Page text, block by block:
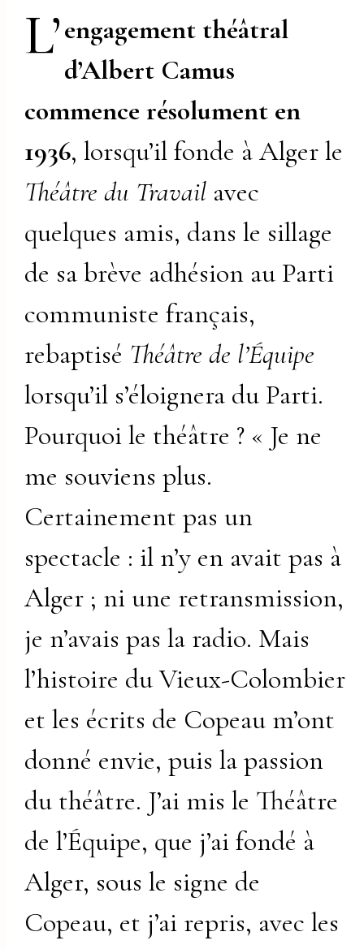
L’engagement théâtral
d’Albert Camus
commence résolument en
1936, lorsqu’il fonde à Alger le
Théâtre du Travail avec
quelques amis, dans le sillage
de sa brève adhésion au Parti
communiste français,
rebaptisé Théâtre de l’Équipe
lorsqu’il s’éloignera du Parti.
Pourquoi le théâtre ? « Je ne
me souviens plus.
Certainement pas un
spectacle : il n’y en avait pas à
Alger ; ni une retransmission,
je n’avais pas la radio. Mais
l’histoire du Vieux-Colombier
et les écrits de Copeau m’ont
donné envie, puis la passion
du théâtre. J’ai mis le Théâtre
de l’Équipe, que j’ai fondé à
Alger, sous le signe de
Copeau, et j’ai repris, avec les